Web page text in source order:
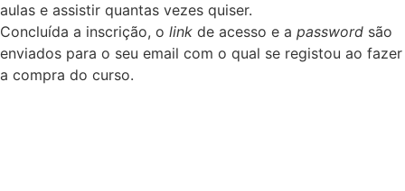
aulas e assistir quantas vezes quiser.
Concluída a inscrição, o link de acesso e a password são
enviados para o seu email com o qual se registou ao fazer
a compra do curso.